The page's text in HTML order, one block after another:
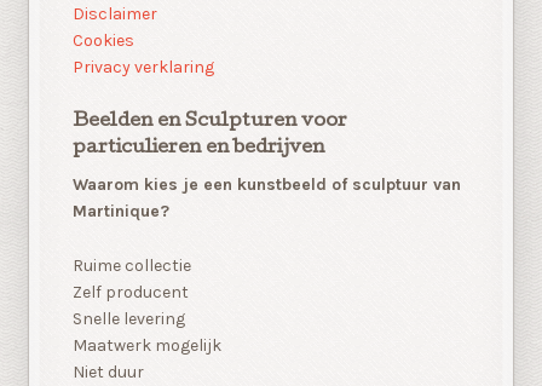
Disclaimer
Cookies
Privacy verklaring
Beelden en Sculpturen voor
particulieren en bedrijven
Waarom kies je een kunstbeeld of sculptuur van
Martinique?
Ruime collectie
Zelf producent
Snelle levering
Maatwerk mogelijk
Niet duur